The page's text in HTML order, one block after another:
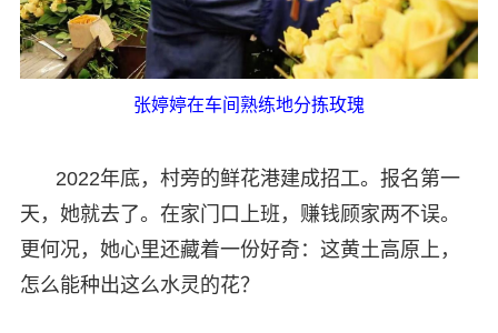
张婷婷在车间熟练地分拣玫瑰
2022年底，村旁的鲜花港建成招工。报名第一
天，她就去了。在家门口上班，赚钱顾家两不误。
更何况，她心里还藏着一份好奇：这黄土高原上，
怎么能种出这么水灵的花？